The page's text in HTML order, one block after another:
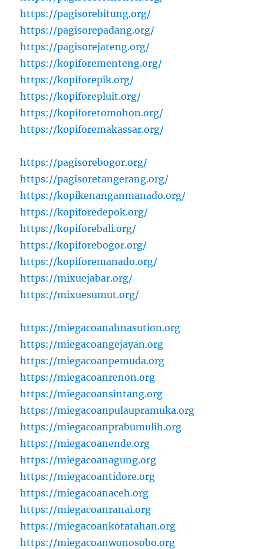
https://pagisorebitung.org/
https://pagisorepadang.org/
https://pagisorejateng.org/
https://kopiforementeng.org/
https://kopiforepik.org/
https://kopiforepluit.org/
https://kopiforetomohon.org/
https://kopiforemakassar.org/
https://pagisorebogor.org/
https://pagisoretangerang.org/
https://kopikenanganmanado.org/
https://kopiforedepok.org/
https://kopiforebali.org/
https://kopiforebogor.org/
https://kopiforemanado.org/
https://mixuejabar.org/
https://mixuesumut.org/
https://miegacoanahnasution.org
https://miegacoangejayan.org
https://miegacoanpemuda.org
https://miegacoanrenon.org
https://miegacoansintang.org
https://miegacoanpulaupramuka.org
https://miegacoanprabumulih.org
https://miegacoanende.org
https://miegacoanagung.org
https://miegacoantidore.org
https://miegacoanaceh.org
https://miegacoanranai.org
https://miegacoankotatahan.org
https://miegacoanwonosobo.org